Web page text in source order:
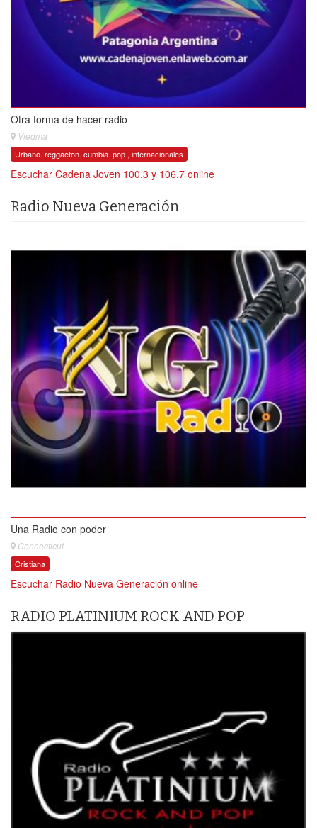
Otra forma de hacer radio
Viedma
Urbano. reggaeton. cumbia. pop , internacionales
Escuchar Cadena Joven 100.3 y 106.7 online
Radio Nueva Generación
Una Radio con poder
Connecticut
Cristiana
Escuchar Radio Nueva Generación online
RADIO PLATINIUM ROCK AND POP